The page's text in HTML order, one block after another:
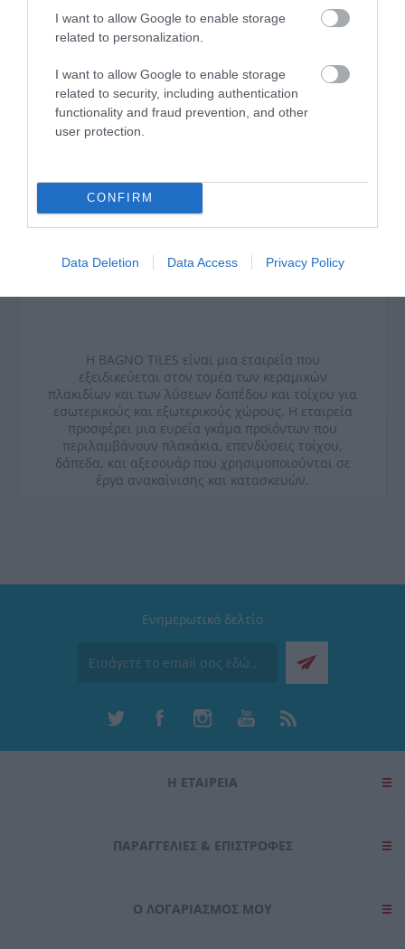
I want to allow Google to enable storage
related to personalization.
I want to allow Google to enable storage
related to security, including authentication
functionality and fraud prevention, and other
user protection.
CONFIRM
Data Deletion Data Access Privacy Policy
In some cases the tile color may differ from the photo.
pieces.
Η BAGNO TILES είναι μια εταιρεία που
εξειδικεύεται στον τομέα των κεραμικών
πλακιδίων και των λύσεων δαπέδου και τοίχου για
εσωτερικούς και εξωτερικούς χώρους. Η εταιρεία
προσφέρει μια ευρεία γκάμα προϊόντων που
περιλαμβάνουν πλακάκια, επενδύσεις τοίχου,
δάπεδα, και αξεσουάρ που χρησιμοποιούνται σε
έργα ανακαίνισης και κατασκευών.
Ενημερωτικό δελτίο
Η ΕΤΑΙΡΕΙΑ
ΠΑΡΑΓΓΕΛΊΕΣ & ΕΠΙΣΤΡΟΦΈΣ
Ο ΛΟΓΑΡΙΑΣΜΌΣ ΜΟΥ